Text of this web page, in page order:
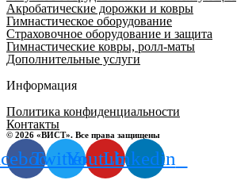
Акробатические дорожки и ковры
Гимнастическое оборудование
Страховочное оборудование и защита
Гимнастические ковры, ролл-маты
Дополнительные услуги
Информация
Политика конфиденциальности
Контакты
© 2026 «ВИСТ». Все права защищены
TwitterYoutubeLinkedin